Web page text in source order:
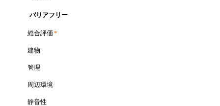
バリアフリー
総合評価 *
建物
管理
周辺環境
静音性